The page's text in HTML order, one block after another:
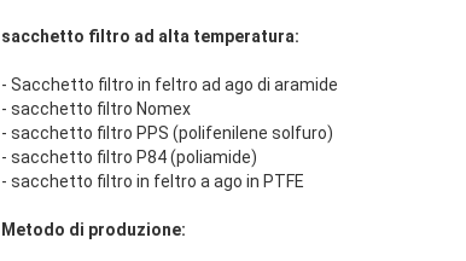
sacchetto filtro ad alta temperatura:
- Sacchetto filtro in feltro ad ago di aramide
- sacchetto filtro Nomex
- sacchetto filtro PPS (polifenilene solfuro)
- sacchetto filtro P84 (poliamide)
- sacchetto filtro in feltro a ago in PTFE
Metodo di produzione: